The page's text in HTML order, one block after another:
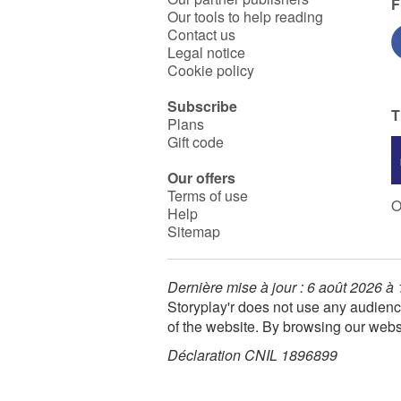
Our tools to help reading
Contact us
Legal notice
Cookie policy
Subscribe
Plans
Gift code
Our offers
Terms of use
Help
Sitemap
Dernière mise à jour : 6 août 2026 à
Storyplay'r does not use any
of the website. By browsing our
Déclaration CNIL 1896899